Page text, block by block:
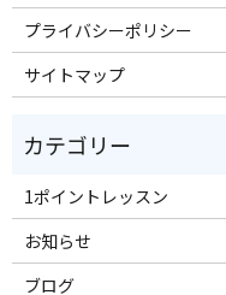
プライバシーポリシー
サイトマップ
1ポイントレッスン
お知らせ
ブログ